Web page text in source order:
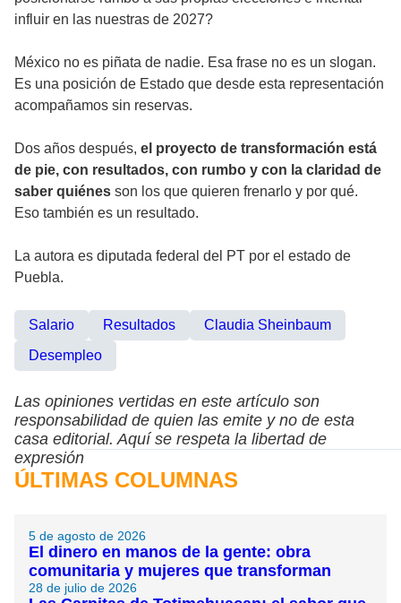
influir en las nuestras de 2027?
México no es piñata de nadie. Esa frase no es un slogan.
Es una posición de Estado que desde esta representación
acompañamos sin reservas.
Dos años después, el proyecto de transformación está
de pie, con resultados, con rumbo y con la claridad de
saber quiénes son los que quieren frenarlo y por qué.
Eso también es un resultado.
La autora es diputada federal del PT por el estado de
Puebla.
Salario Resultados
Claudia Sheinbaum
Desempleo
Las opiniones vertidas en este artículo son
responsabilidad de quien las emite y no de esta
casa editorial. Aquí se respeta la libertad de
expresión
ÚLTIMAS COLUMNAS
5 de agosto de 2026
El dinero en manos de la gente: obra
comunitaria y mujeres que transforman
28 de julio de 2026